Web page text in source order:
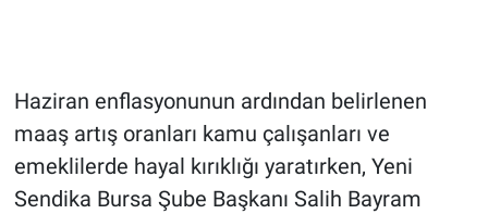
Haziran enflasyonunun ardından belirlenen
maaş artış oranları kamu çalışanları ve
emeklilerde hayal kırıklığı yaratırken, Yeni
Sendika Bursa Şube Başkanı Salih Bayram